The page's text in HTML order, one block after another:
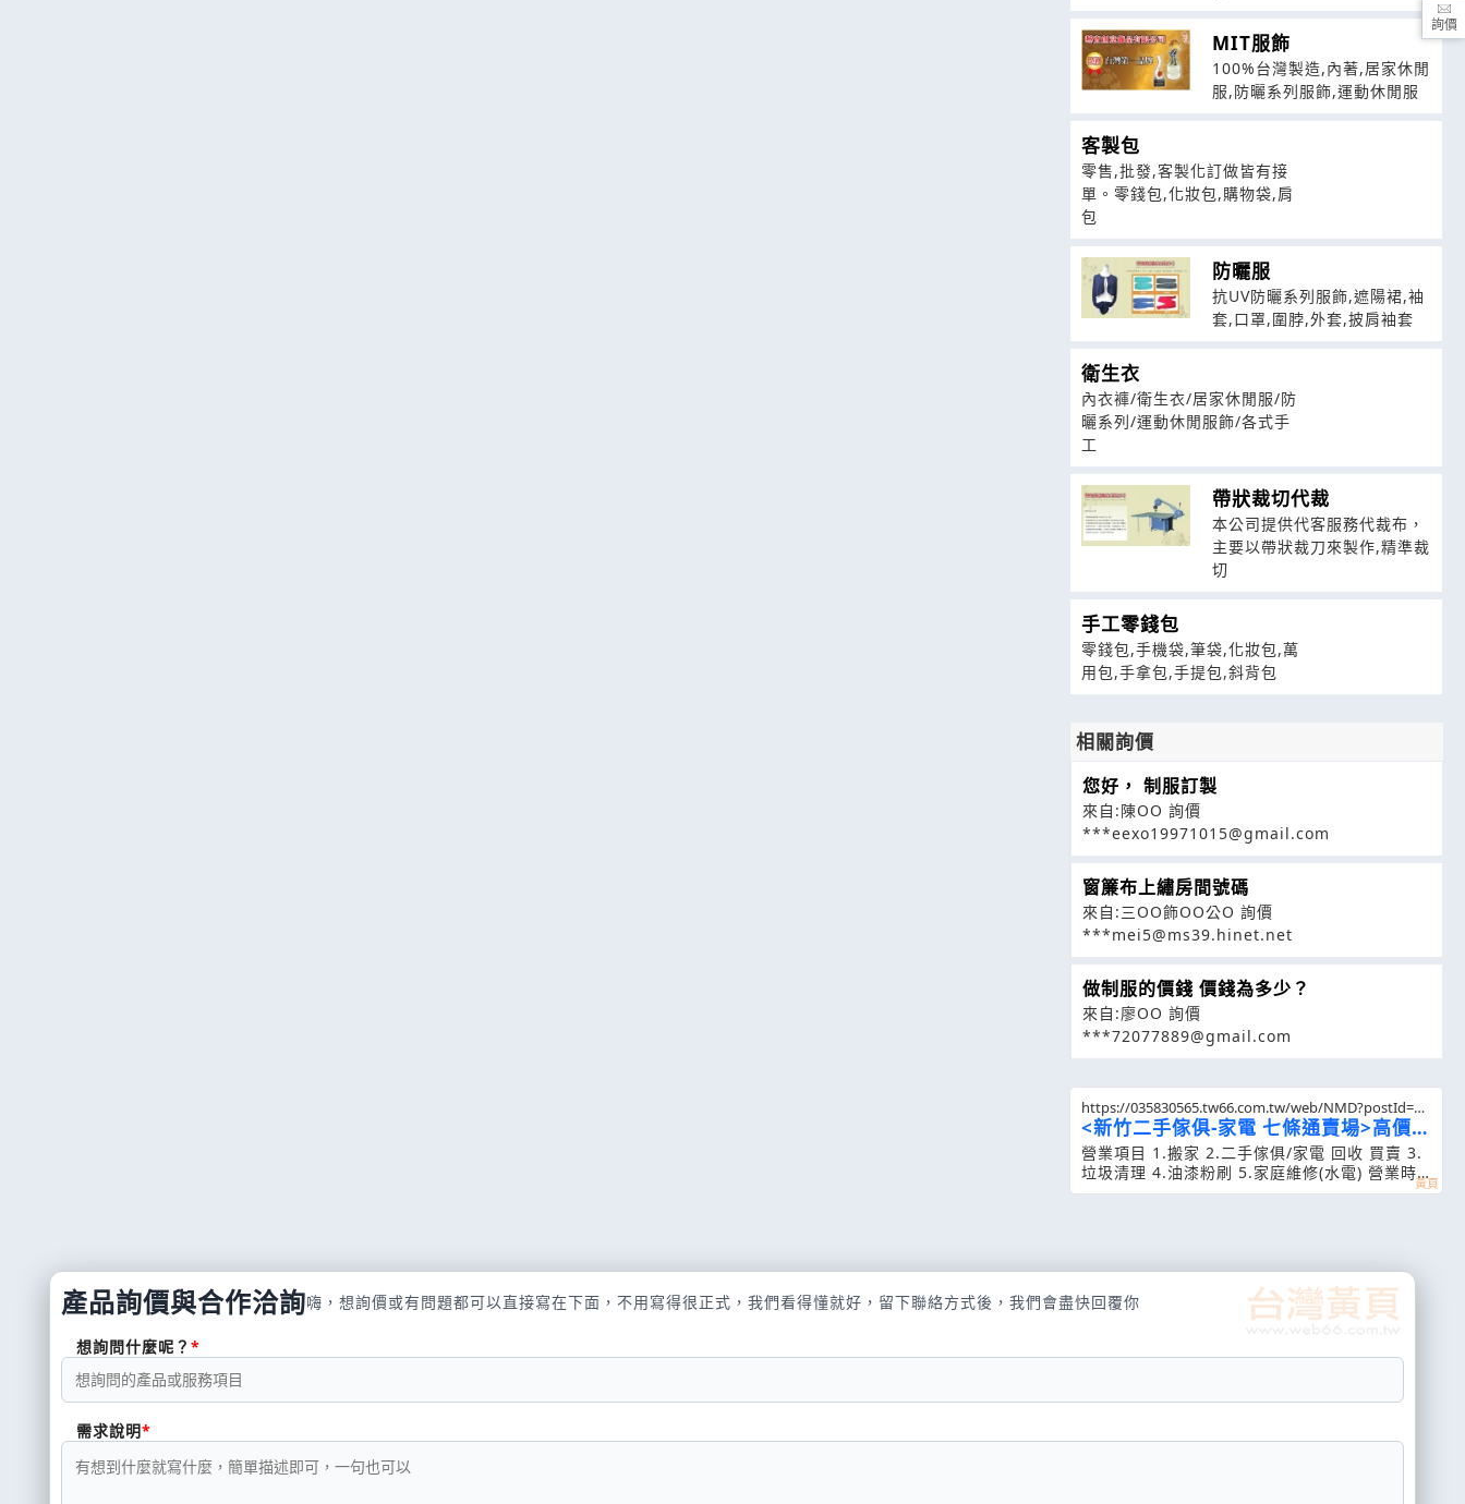
MIT服飾
100%台灣製造,內著,居家休閒
服,防曬系列服飾,運動休閒服
客製包
零售,批發,客製化訂做皆有接
單。零錢包,化妝包,購物袋,肩
包
防曬服
抗UV防曬系列服飾,遮陽裙,袖
套,口罩,圍脖,外套,披肩袖套
衛生衣
內衣褲/衛生衣/居家休閒服/防
曬系列/運動休閒服飾/各式手
工
帶狀裁切代裁
本公司提供代客服務代裁布，
主要以帶狀裁刀來製作,精準裁
切
手工零錢包
零錢包,手機袋,筆袋,化妝包,萬
用包,手拿包,手提包,斜背包
相關詢價
您好， 制服訂製
來自:陳OO 詢價
***eexo19971015@gmail.com
窗簾布上繡房間號碼
來自:三OO飾OO公O 詢價
***mei5@ms39.hinet.net
做制服的價錢 價錢為多少？
來自:廖OO 詢價
***72077889@gmail.com
https://035830565.tw66.com.tw/web/NMD?postId=88
6976
<新竹二手傢俱-家電 七條通賣場>高價
收購您不要的 二
營業項目 1.搬家 2.二手傢俱/家電 回收 買賣 3.
垃圾清理 4.油漆粉刷 5.家庭維修(水電) 營業時
間 09:00 - 21:00
產品詢價與合作洽詢嗨，想詢價或有問題都可以直接寫在下面，不用寫得很正式，我們看得懂就好，留下聯絡方式後，我們會盡快回覆你
想詢問什麼呢？
需求說明
詢價